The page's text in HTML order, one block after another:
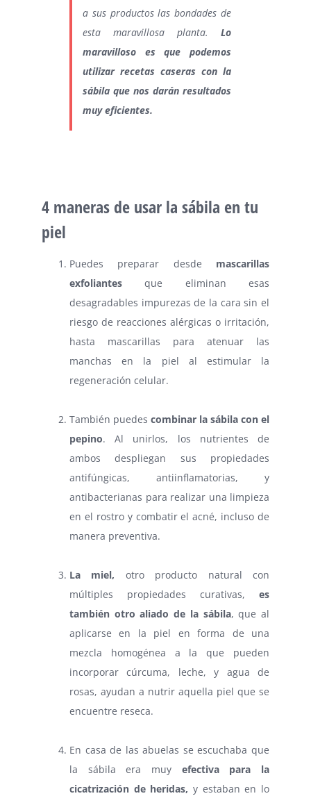
a sus productos las bondades de
esta maravillosa planta. Lo
maravilloso es que podemos
utilizar recetas caseras con la
sábila que nos darán resultados
muy eficientes.
4 maneras de usar la sábila en tu
piel
Puedes preparar desde mascarillas
exfoliantes que eliminan esas
desagradables impurezas de la cara sin el
riesgo de reacciones alérgicas o irritación,
hasta mascarillas para atenuar las
manchas en la piel al estimular la
regeneración celular.
También puedes combinar la sábila con el
pepino. Al unirlos, los nutrientes de
ambos despliegan sus propiedades
antifúngicas, antiinflamatorias, y
antibacterianas para realizar una limpieza
en el rostro y combatir el acné, incluso de
manera preventiva.
La miel, otro producto natural con
múltiples propiedades curativas, es
también otro aliado de la sábila, que al
aplicarse en la piel en forma de una
mezcla homogénea a la que pueden
incorporar cúrcuma, leche, y agua de
rosas, ayudan a nutrir aquella piel que se
encuentre reseca.
En casa de las abuelas se escuchaba que
la sábila era muy efectiva para la
cicatrización de heridas, y estaban en lo